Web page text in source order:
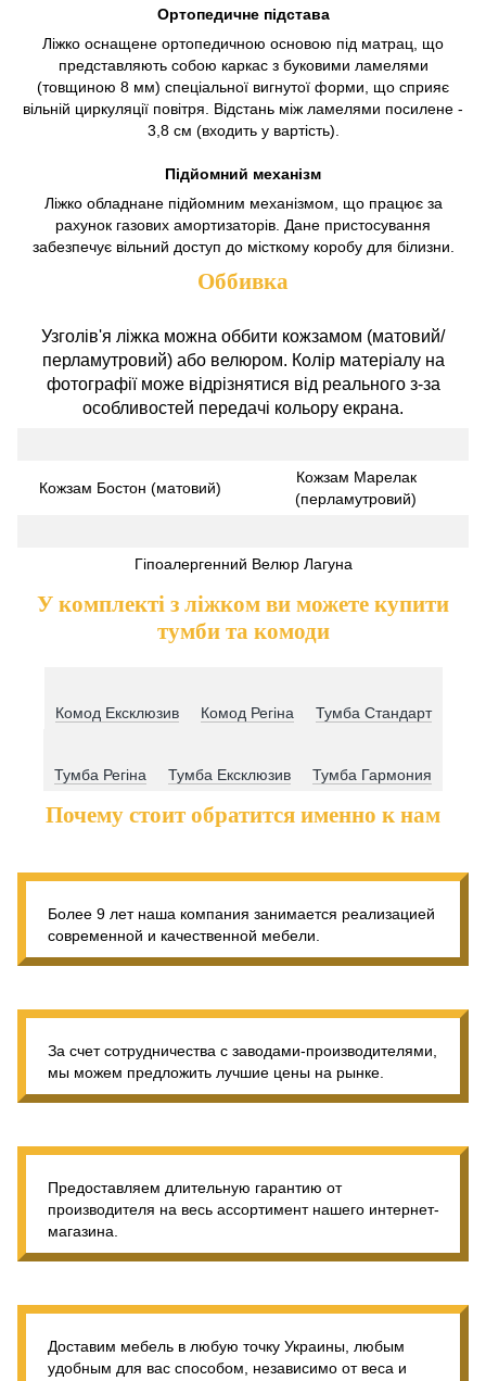
Ортопедичне підстава
Ліжко оснащене ортопедичною основою під матрац, що
представляють собою каркас з буковими ламелями
(товщиною 8 мм) спеціальної вигнутої форми, що сприяє
вільній циркуляції повітря. Відстань між ламелями посилене -
3,8 см (входить у вартість).
Підйомний механізм
Ліжко обладнане підйомним механізмом, що працює за
рахунок газових амортизаторів. Дане пристосування
забезпечує вільний доступ до місткому коробу для білизни.
Оббивка
Узголів'я ліжка можна оббити кожзамом (матовий/
перламутровий) або велюром. Колір матеріалу на
фотографії може відрізнятися від реального з-за
особливостей передачі кольору екрана.
Кожзам Бостон (матовий)
Кожзам Марелак
(перламутровий)
Гіпоалергенний Велюр Лагуна
У комплекті з ліжком ви можете купити
тумби та комоди
Комод Ексклюзив Комод Регіна Тумба Стандарт
Тумба Регіна Тумба Ексклюзив Тумба Гармония
Почему стоит обратится именно к нам
Более 9 лет наша компания занимается реализацией
современной и качественной мебели.
За счет сотрудничества с заводами-производителями,
мы можем предложить лучшие цены на рынке.
Предоставляем длительную гарантию от
производителя на весь ассортимент нашего интернет-
магазина.
Доставим мебель в любую точку Украины, любым
удобным для вас способом, независимо от веса и